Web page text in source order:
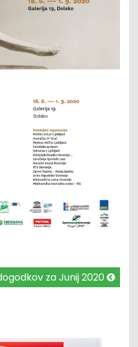
za Junij 2020